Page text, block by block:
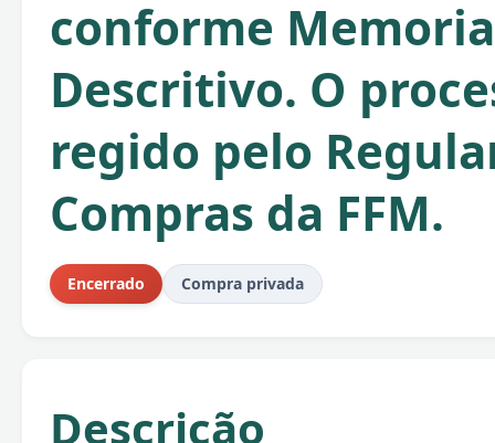
conforme
Descritivo. O
regido pelo
Compras da FFM.
Encerrado Compra privada
Descrição